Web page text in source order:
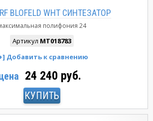
BLOFELD WHT СИНТЕЗАТОР
полифония 24
Артикул MT018783
24 240 руб.
КУПИТЬ